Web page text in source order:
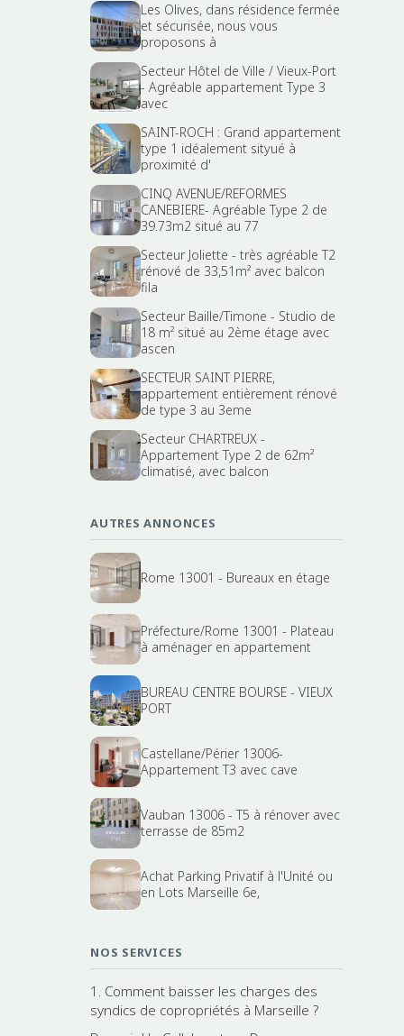
Les Olives, dans résidence fermée
et sécurisée, nous vous
proposons à
Secteur Hôtel de Ville / Vieux-Port
- Agréable appartement Type 3
avec
SAINT-ROCH : Grand appartement
type 1 idéalement sityué à
proximité d'
CINQ AVENUE/REFORMES
CANEBIERE- Agréable Type 2 de
39.73m2 situé au 77
Secteur Joliette - très agréable T2
rénové de 33,51m² avec balcon
fila
Secteur Baille/Timone - Studio de
18 m² situé au 2ème étage avec
ascen
SECTEUR SAINT PIERRE,
appartement entièrement rénové
de type 3 au 3eme
Secteur CHARTREUX -
Appartement Type 2 de 62m²
climatisé, avec balcon
AUTRES ANNONCES
Rome 13001 - Bureaux en étage
Préfecture/Rome 13001 - Plateau
à aménager en appartement
BUREAU CENTRE BOURSE - VIEUX
PORT
Castellane/Périer 13006-
Appartement T3 avec cave
Vauban 13006 - T5 à rénover avec
terrasse de 85m2
Achat Parking Privatif à l'Unité ou
en Lots Marseille 6e,
NOS SERVICES
1. Comment baisser les charges des
syndics de copropriétés à Marseille ?